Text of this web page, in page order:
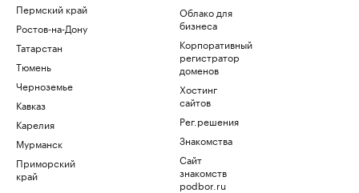
Пермский край
Ростов-на-Дону
Татарстан
Тюмень
Черноземье
Кавказ
Карелия
Мурманск
Приморский
край
Облако для
бизнеса
Корпоративный
регистратор
доменов
Хостинг
сайтов
Рег.решения
Знакомства
Сайт
знакомств
podbor.ru